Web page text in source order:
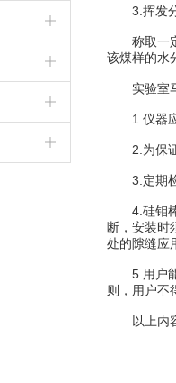
3.挥发
称取一定
该煤样的水
实验室马
1.仪器应
2.为保证
3.定期检
4.硅钼棒
断，安装时
处的隙缝应
5.用户能
则，用户不
以上内容